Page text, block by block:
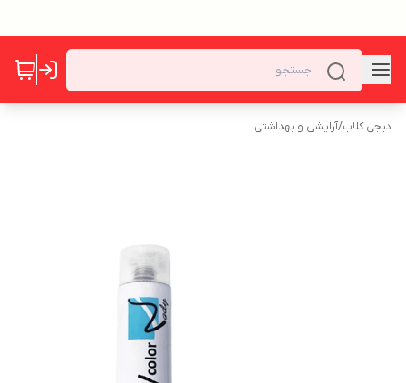
دیجی کلاب/آرایشی و بهداشتی